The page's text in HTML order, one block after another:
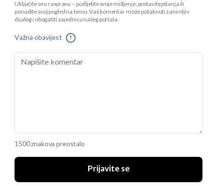
Uključite se u raspravu – podijelite svoje mišljenje, postavite pitanja ili
ponudite svoj pogled na temu. Vaš komentar može potaknuti zanimljiv
dijalog i obogatiti zajednicu našeg portala.
Važna obavijest !
1500 znakova preostalo
Prijavite se